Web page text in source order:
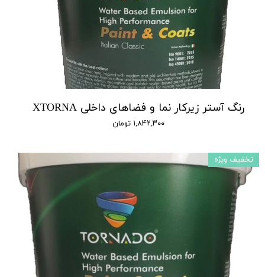
رنگ آستر زیرکار نما و فضاهای داخلی XTORNA
۱,۸۴۲,۳۰۰ تومان
تخفیف ویژه